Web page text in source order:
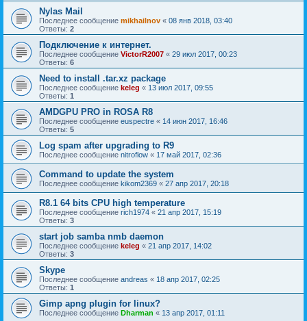
Nylas Mail
Последнее сообщение mikhailnov « 08 янв 2018, 03:40
Ответы: 2
Подключение к интернет.
Последнее сообщение VictorR2007 « 29 июл 2017, 00:23
Ответы: 6
Need to install .tar.xz package
Последнее сообщение keleg « 13 июл 2017, 09:55
Ответы: 1
AMDGPU PRO in ROSA R8
Последнее сообщение euspectre « 14 июн 2017, 16:46
Ответы: 5
Log spam after upgrading to R9
Последнее сообщение nitroflow « 17 май 2017, 02:36
Command to update the system
Последнее сообщение kikom2369 « 27 апр 2017, 20:18
R8.1 64 bits CPU high temperature
Последнее сообщение rich1974 « 21 апр 2017, 15:19
Ответы: 3
start job samba nmb daemon
Последнее сообщение keleg « 21 апр 2017, 14:02
Ответы: 3
Skype
Последнее сообщение andreas « 18 апр 2017, 02:25
Ответы: 1
Gimp apng plugin for linux?
Последнее сообщение Dharman « 13 апр 2017, 01:11